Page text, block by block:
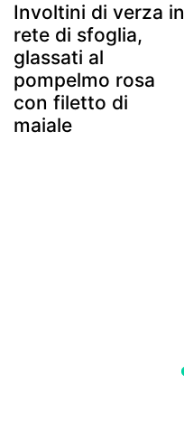
Involtini di verza in
rete di sfoglia,
glassati al
pompelmo rosa
con filetto di
maiale